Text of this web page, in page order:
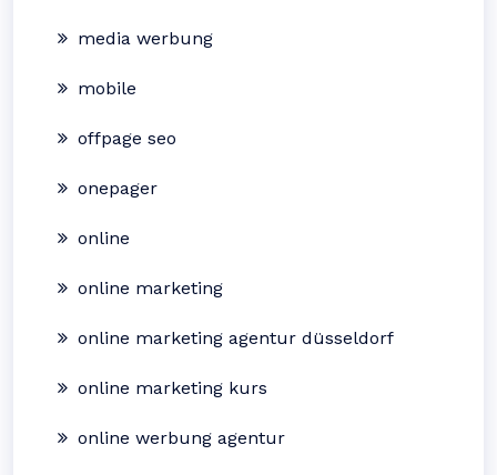
media werbung
mobile
offpage seo
onepager
online
online marketing
online marketing agentur düsseldorf
online marketing kurs
online werbung agentur